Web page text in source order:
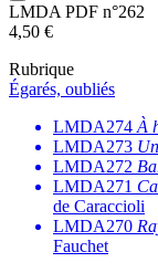
LMDA PDF n°262
4,50 €
Rubrique
Égarés, oubliés
LMDA274 À
LMDA273
LMDA272
LMDA271
de Caraccioli
LMDA270
Fauchet